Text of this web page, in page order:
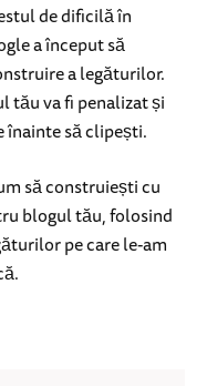
de dificilă în
a început să
a legăturilor.
tău va fi penalizat și
înainte să clipești.
să construiești cu
blogul tău, folosind
pe care le-am